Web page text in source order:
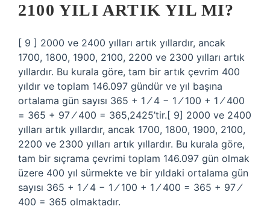
2100 YILI ARTIK YIL MI?
[ 9 ] 2000 ve 2400 yılları artık yıllardır, ancak
1700, 1800, 1900, 2100, 2200 ve 2300 yılları artık
yıllardır. Bu kurala göre, tam bir artık çevrim 400
yıldır ve toplam 146.097 gündür ve yıl başına
ortalama gün sayısı 365 + 1 ⁄ 4 − 1 ⁄ 100 + 1 ⁄ 400
= 365 + 97 ⁄ 400 = 365,2425’tir.[ 9] 2000 ve 2400
yılları artık yıllardır, ancak 1700, 1800, 1900, 2100,
2200 ve 2300 yılları artık yıllardır. Bu kurala göre,
tam bir sıçrama çevrimi toplam 146.097 gün olmak
üzere 400 yıl sürmekte ve bir yıldaki ortalama gün
sayısı 365 + 1 ⁄ 4 − 1 ⁄ 100 + 1 ⁄ 400 = 365 + 97 ⁄
400 = 365 olmaktadır.